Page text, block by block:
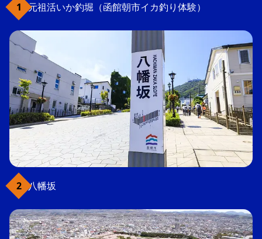
元祖活いか釣堀（函館朝市イカ釣り体験）
八幡坂